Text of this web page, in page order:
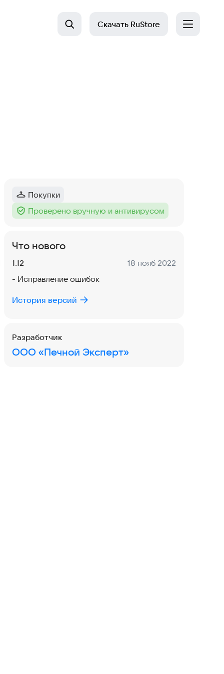
Скачать RuStore
Категория:
Покупки
Тег :
Проверено вручную и антивирусом
Что нового
Версия:
1.12 Дата:
18 нояб 2022
- Исправление ошибок
История версий
Разработчик
ООО «Печной Эксперт»